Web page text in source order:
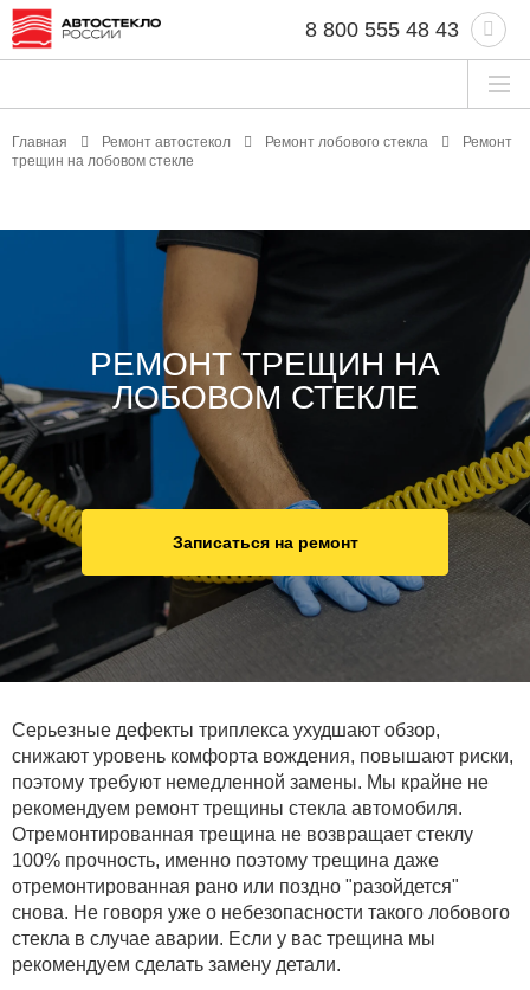
8 800 555 48 43
Главная Ремонт автостекол Ремонт лобового стекла
Ремонт
трещин на лобовом стекле
РЕМОНТ ТРЕЩИН НА
ЛОБОВОМ СТЕКЛЕ
Записаться на ремонт
Серьезные дефекты триплекса ухудшают обзор,
снижают уровень комфорта вождения, повышают риски,
поэтому требуют немедленной замены. Мы крайне не
рекомендуем ремонт трещины стекла автомобиля.
Отремонтированная трещина не возвращает стеклу
100% прочность, именно поэтому трещина даже
отремонтированная рано или поздно "разойдется"
снова. Не говоря уже о небезопасности такого лобового
стекла в случае аварии. Если у вас трещина мы
рекомендуем сделать замену детали.